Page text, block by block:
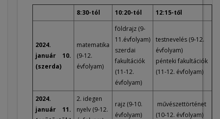
8:30-tól 10:20-tól 12:15-től
2024.
január 10.
(szerda)
matematika
(9-12.
évfolyam)
földrajz (9-
11.évfolyam)
szerdai
fakultációk
(11-12.
évfolyam)
testnevelés (9-12.
évfolyam)
pénteki fakultációk
(11-12. évfolyam)
2024.
január 11.
2. idegen
nyelv (9-12.
rajz (9-10.
évfolyam)
művészettörténet
(10-12. évfolyam)